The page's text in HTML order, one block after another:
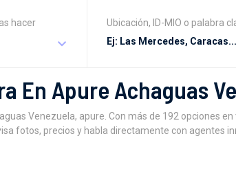
hacer
Ubicación, ID-MIO o palabra
En Apure Achaguas
Venezuela, apure. Con más de 192 opciones
fotos, precios y habla directamente con agentes